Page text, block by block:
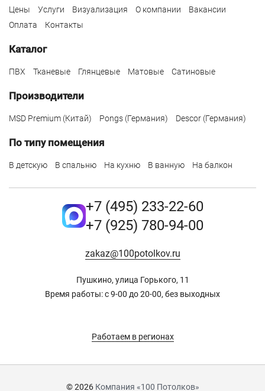
Цены Услуги Визуализация О компании
Вакансии
Оплата
Контакты
Каталог
ПВХ Тканевые Глянцевые Матовые Сатиновые
Производители
MSD Premium (Китай) Pongs (Германия) Descor (Германия)
По типу помещения
В детскую В спальню На кухню В ванную На балкон
+7 (495) 233-22-60
+7 (925) 780-94-00
zakaz@100potolkov.ru
Пушкино, улица Горького, 11
Время работы: с 9-00 до 20-00, без выходных
Работаем в регионах
© 2026 Компания «100 Потолков»